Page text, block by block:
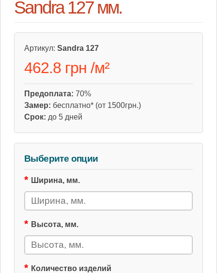
Sandra 127 мм.
Артикул: Sandra 127
462.8 грн /м²
Предоплата: 70%
Замер: бесплатно* (от 1500грн.)
Срок: до 5 дней
Выберите опции
Ширина, мм.
Высота, мм.
Количество изделий